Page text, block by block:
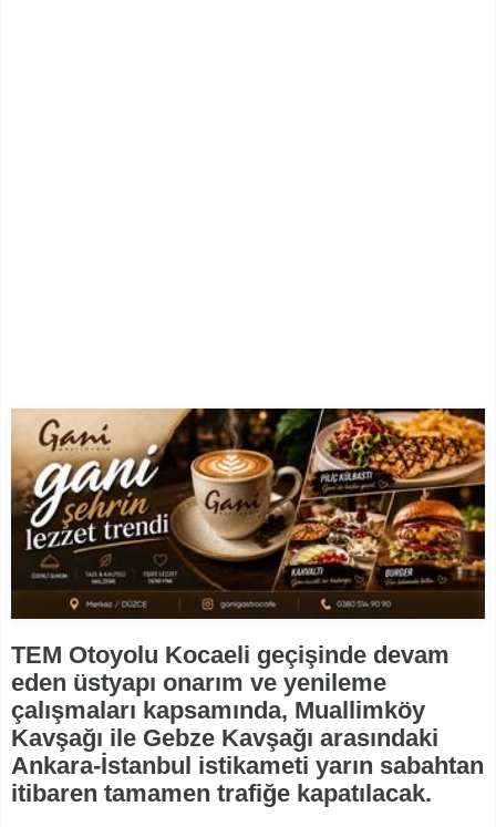
TEM Otoyolu Kocaeli geçişinde devam
eden üstyapı onarım ve yenileme
çalışmaları kapsamında, Muallimköy
Kavşağı ile Gebze Kavşağı arasındaki
Ankara-İstanbul istikameti yarın sabahtan
itibaren tamamen trafiğe kapatılacak.